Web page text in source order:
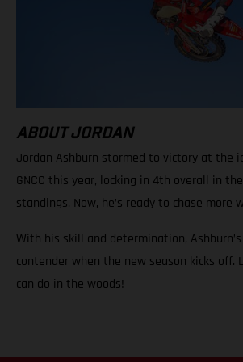
ABOUT JORDAN
Jordan Ashburn stormed to victory at the
GNCC this year, locking in 4th overall in
standings. Now, he’s ready to chase more
With his skill and determination,
contender when the new season kicks off.
can do in the woods!